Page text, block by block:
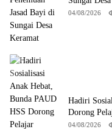
04/08/2026
Hadiri
Dorong
04/08/2026